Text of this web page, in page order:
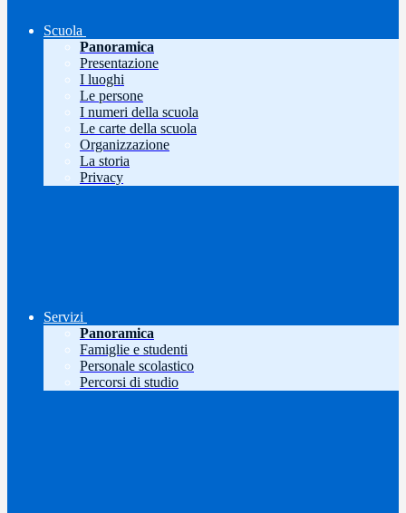
Scuola
Panoramica
Presentazione
I luoghi
Le persone
I numeri della scuola
Le carte della scuola
Organizzazione
La storia
Privacy
Servizi
Panoramica
Famiglie e studenti
Personale scolastico
Percorsi di studio